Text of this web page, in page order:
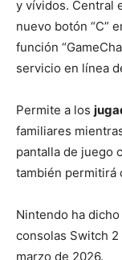
y vívidos. Central
nuevo botón “C”
función
servicio en línea
Permite a los
familiares
pantalla de juego
también permitirá
Nintendo ha
consolas Switch
marzo de 2026.